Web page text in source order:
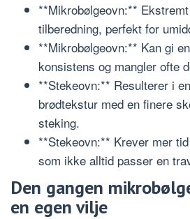
**Mikrobølgeovn:**
tilberedning, perfekt for
**Mikrobølgeovn:** Kan gi
konsistens og mangler ofte
**Stekeovn:** Resulterer i
brødtekstur med en finere
steking.
**Stekeovn:** Krever mer
som ikke alltid passer en
Den gangen
en egen vilje